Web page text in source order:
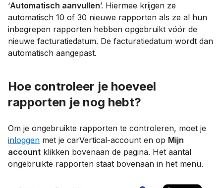
‘Automatisch aanvullen’. Hiermee krijgen ze
automatisch 10 of 30 nieuwe rapporten als ze al hun
inbegrepen rapporten hebben opgebruikt vóór de
nieuwe facturatiedatum. De facturatiedatum wordt dan
automatisch aangepast.
Hoe controleer je hoeveel
rapporten je nog hebt?
Om je ongebruikte rapporten te controleren, moet je
inloggen met je carVertical-account en op Mijn
account klikken bovenaan de pagina. Het aantal
ongebruikte rapporten staat bovenaan in het menu.